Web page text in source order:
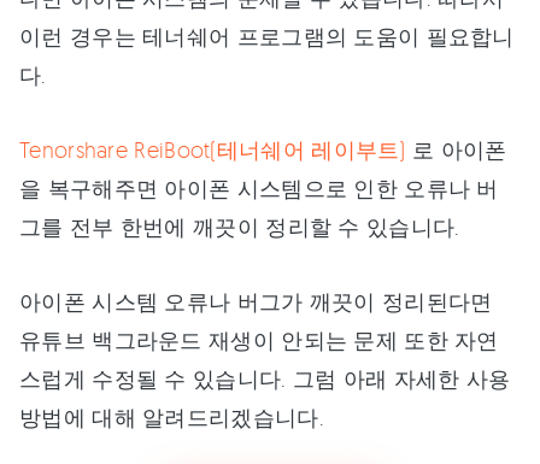
이런 경우는 테너쉐어 프로그램의 도움이 필요합니
다.
Tenorshare ReiBoot(테너쉐어 레이부트) 로 아이폰
을 복구해주면 아이폰 시스템으로 인한 오류나 버
그를 전부 한번에 깨끗이 정리할 수 있습니다.
아이폰 시스템 오류나 버그가 깨끗이 정리된다면
유튜브 백그라운드 재생이 안되는 문제 또한 자연
스럽게 수정될 수 있습니다. 그럼 아래 자세한 사용
방법에 대해 알려드리겠습니다.